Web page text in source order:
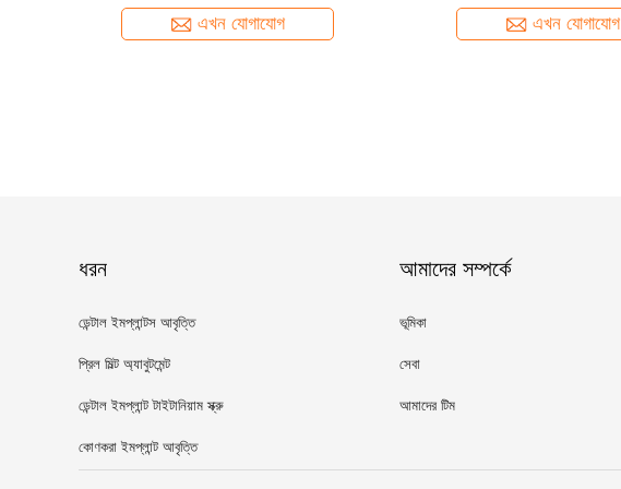
এখন যোগাযোগ এখন যোগাযোগ
ধরন
ডেন্টাল ইমপ্লান্টস আবৃত্তি
প্রিল মিল্ট অ্যাবুটমেন্ট
ডেন্টাল ইমপ্লান্ট টাইটানিয়াম স্ক্রু
কোণকরা ইমপ্লান্ট আবৃত্তি
আমাদের সম্পর্কে
ভূমিকা
সেবা
আমাদের টিম